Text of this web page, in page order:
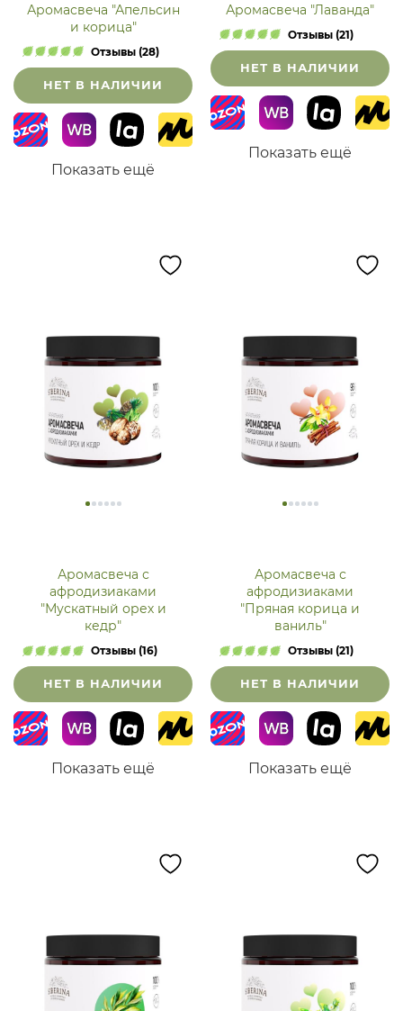
Аромасвеча "Апельсин
и корица"
Отзывы (28)
НЕТ В НАЛИЧИИ
Показать ещё
Аромасвеча "Лаванда"
Отзывы (21)
НЕТ В НАЛИЧИИ
Показать ещё
Аромасвеча с
афродизиаками
"Мускатный орех и
кедр"
Отзывы (16)
НЕТ В НАЛИЧИИ
Показать ещё
Аромасвеча с
афродизиаками
"Пряная корица и
ваниль"
Отзывы (21)
НЕТ В НАЛИЧИИ
Показать ещё